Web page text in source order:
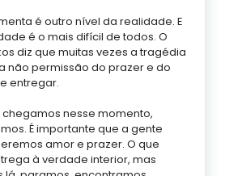
é outro nível da realidade. E
é o mais difícil de todos. O
diz que muitas vezes a tragédia
não permissão do prazer e do
entregar.
nesse momento,
É importante que a gente
amor e prazer. O que
à verdade interior, mas